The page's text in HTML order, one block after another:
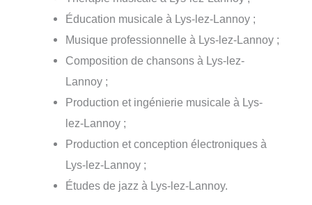
Éducation musicale à Lys-lez-Lannoy ;
Musique professionnelle à Lys-lez-Lannoy ;
Composition de chansons à Lys-lez-
Lannoy ;
Production et ingénierie musicale à Lys-
lez-Lannoy ;
Production et conception électroniques à
Lys-lez-Lannoy ;
Études de jazz à Lys-lez-Lannoy.